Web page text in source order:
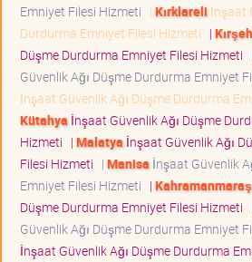
Emniyet Filesi Hizmeti | Kırklareli İnşaat
Durdurma Emniyet Filesi Hizmeti |
Düşme Durdurma Emniyet Filesi Hizmeti
Güvenlik Ağı Düşme Durdurma Emniyet
İnşaat Güvenlik Ağı Düşme Durdurma
Kütahya İnşaat Güvenlik Ağı Düşme
Hizmeti | Malatya İnşaat Güvenlik Ağı
Filesi Hizmeti | Manisa İnşaat Güvenlik
Emniyet Filesi Hizmeti | Kahramanmaraş
Düşme Durdurma Emniyet Filesi Hizmeti
Güvenlik Ağı Düşme Durdurma Emniyet
İnşaat Güvenlik Ağı Düşme Durdurma